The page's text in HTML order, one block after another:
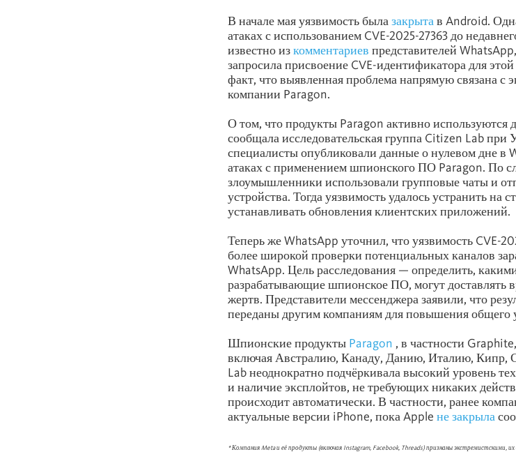
В начале мая уязвимость былазакрытав Android.
атаках с использованием CVE-2025-27363 до
известно изкомментариев представителей
запросила присвоение CVE-идентификатора для
факт, что выявленная проблема напрямую связана с
компании Paragon.
О том, что продукты Paragon активно используются
сообщала исследовательская группа Citizen Lab при
специалисты опубликовали данные о нулевом дне в
атаках с применением шпионского ПО Paragon. По
злоумышленники использовали групповые чаты и
устройства. Тогда уязвимость удалось устранить на
устанавливать обновления клиентских приложений.
Теперь же WhatsApp уточнил, что уязвимость CVE-
более широкой проверки потенциальных каналов
WhatsApp. Цель расследования — определить,
разрабатывающие шпионское ПО, могут доставлять
жертв. Представители мессенджера заявили, что
переданы другим компаниям для повышения общего
Шпионские продукты Paragon , в частности
включая Австралию, Канаду, Данию, Италию, Кипр,
Lab неоднократно подчёркивала высокий уровень
и наличие эксплойтов, не требующих никаких
происходит автоматически. В частности, ранее
актуальные версии iPhone, пока Apple не закрыла
* Компания Meta и её продукты (включая Instagram, Facebook, Threads) признаны экстремистскими,